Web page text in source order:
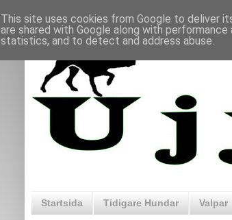
Startsida Tidigare Hundar Valpar
This site uses cookies from Google to deliver
are shared with Google along with
statistics, and to detect and address abuse.